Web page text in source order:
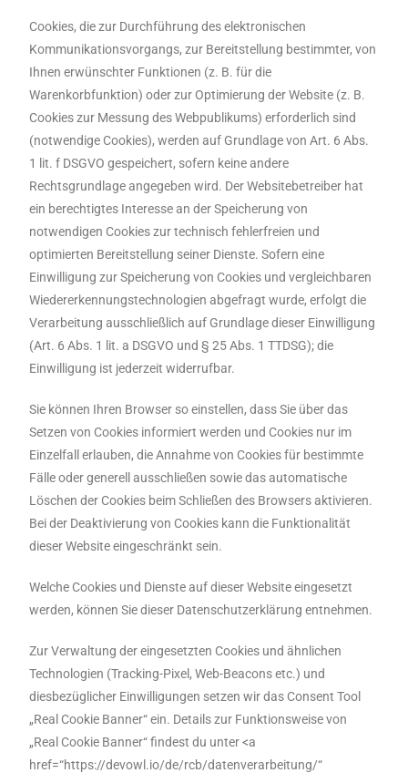
Cookies, die zur Durchführung des elektronischen
Kommunikationsvorgangs, zur Bereitstellung bestimmter, von
Ihnen erwünschter Funktionen (z. B. für die
Warenkorbfunktion) oder zur Optimierung der Website (z. B.
Cookies zur Messung des Webpublikums) erforderlich sind
(notwendige Cookies), werden auf Grundlage von Art. 6 Abs.
1 lit. f DSGVO gespeichert, sofern keine andere
Rechtsgrundlage angegeben wird. Der Websitebetreiber hat
ein berechtigtes Interesse an der Speicherung von
notwendigen Cookies zur technisch fehlerfreien und
optimierten Bereitstellung seiner Dienste. Sofern eine
Einwilligung zur Speicherung von Cookies und vergleichbaren
Wiedererkennungstechnologien abgefragt wurde, erfolgt die
Verarbeitung ausschließlich auf Grundlage dieser Einwilligung
(Art. 6 Abs. 1 lit. a DSGVO und § 25 Abs. 1 TTDSG); die
Einwilligung ist jederzeit widerrufbar.
Sie können Ihren Browser so einstellen, dass Sie über das
Setzen von Cookies informiert werden und Cookies nur im
Einzelfall erlauben, die Annahme von Cookies für bestimmte
Fälle oder generell ausschließen sowie das automatische
Löschen der Cookies beim Schließen des Browsers aktivieren.
Bei der Deaktivierung von Cookies kann die Funktionalität
dieser Website eingeschränkt sein.
Welche Cookies und Dienste auf dieser Website eingesetzt
werden, können Sie dieser Datenschutzerklärung entnehmen.
Zur Verwaltung der eingesetzten Cookies und ähnlichen
Technologien (Tracking-Pixel, Web-Beacons etc.) und
diesbezüglicher Einwilligungen setzen wir das Consent Tool
„Real Cookie Banner“ ein. Details zur Funktionsweise von
„Real Cookie Banner“ findest du unter <a
href=“https://devowl.io/de/rcb/datenverarbeitung/“